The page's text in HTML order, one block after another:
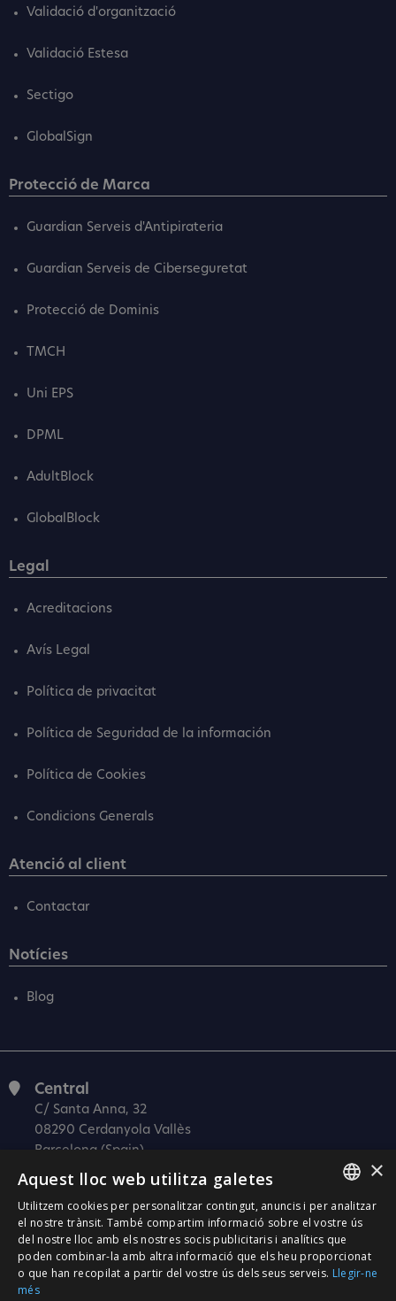
Validació d'organització
Validació Estesa
Sectigo
GlobalSign
Protecció de Marca
Guardian Serveis d'Antipirateria
Guardian Serveis de Ciberseguretat
Protecció de Dominis
TMCH
Uni EPS
DPML
AdultBlock
GlobalBlock
Legal
Acreditacions
Avís Legal
Política de privacitat
Política de Seguridad de la información
Política de Cookies
Condicions Generals
Atenció al client
Contactar
Notícies
Blog
Central
C/ Santa Anna, 32
08290 Cerdanyola Vallès
Barcelona (Spain)
Barcelona (I+D)
C/ Josep Estivill, 11-13
08027 Barcelona
(Spain)
Madrid
C/ Méndez Álvaro 20, oficina 440
SPANISH
CATALÀ
ENGLISH
×
Aquest lloc web utilitza galetes
Utilitzem cookies per personalitzar contingut, anuncis i per analitzar
el nostre trànsit. També compartim informació sobre el vostre ús
del nostre lloc amb els nostres socis publicitaris i analítics que
poden combinar-la amb altra informació que els heu proporcionat
o que han recopilat a partir del vostre ús dels seus serveis. Llegir-ne
més